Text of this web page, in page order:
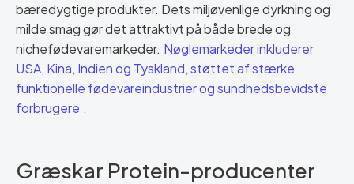
bæredygtige produkter. Dets miljøvenlige dyrkning og
milde smag gør det attraktivt på både brede og
nichefødevaremarkeder. Nøglemarkeder inkluderer
USA, Kina, Indien og Tyskland, støttet af stærke
funktionelle fødevareindustrier og sundhedsbevidste
forbrugere .
Græskar Protein-producenter